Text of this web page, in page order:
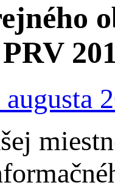
augusta